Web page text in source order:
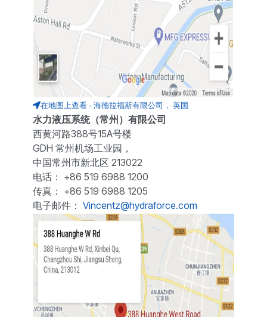
在地图上查看 - 海德拉福斯有限公司， 英国
水力液压系统（常州）有限公司
西黄河路388号15A号楼
GDH 常州机场工业园，
中国常州市新北区 213022
电话： +86 519 6988 1200
传真： +86 519 6988 1205
电子邮件： Vincentz@hydraforce.com